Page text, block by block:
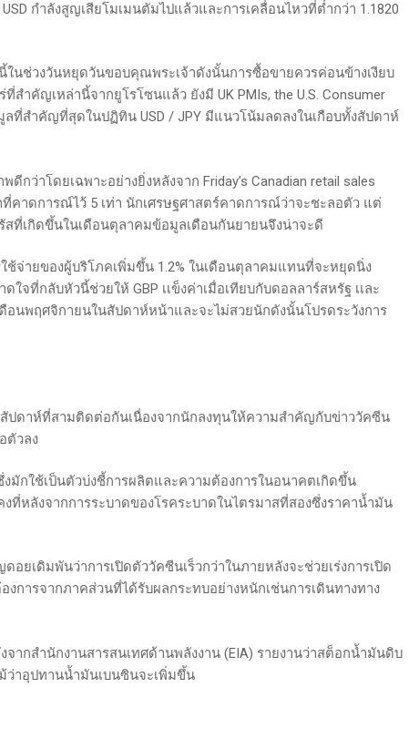
กำลังสูญเสียโมเมนตัมไปแล้วและการเคลื่อนไหวที่ต่ำกว่า 1.1820
นช่วงวันหยุดวันขอบคุณพระเจ้าดังนั้นการซื้อขายควรค่อนข้างเงียบ
ำคัญเหล่านี้จากยูโรโซนแล้ว ยังมี UK PMIs, the U.S. Consumer
ลที่สำคัญที่สุดในปฏิทิน USD / JPY มีแนวโน้มลดลงในเกือบทั้งสัปดาห์
กว่าโดยเฉพาะอย่างยิ่งหลังจาก Friday’s Canadian retail sales
คาดการณ์ไว้ 5 เท่า นักเศรษฐศาสตร์คาดการณ์ว่าจะชะลอตัว แต่
ที่เกิดขึ้นในเดือนตุลาคมข้อมูลเดือนกันยายนจึงน่าจะดี
ช้จ่ายของผู้บริโภคเพิ่มขึ้น 1.2% ในเดือนตุลาคมแทนที่จะหยุดนิ่ง
จที่กลับหัวนี้ช่วยให้ GBP เเข็งค่าเมื่อเทียบกับดอลลาร์สหรัฐ เเละ
ดือนพฤศจิกายนในสัปดาห์หน้าและจะไม่สวยนักดังนั้นโปรดระวังการ
ปดาห์ที่สามติดต่อกันเนื่องจากนักลงทุนให้ความสำคัญกับข่าววัคซีน
ตัวลง
มักใช้เป็นตัวบ่งชี้การผลิตและความต้องการในอนาคตเกิดขึ้น
หลังจากการระบาดของโรคระบาดในไตรมาสที่สองซึ่งราคาน้ำมัน
อยเดิมพันว่าการเปิดตัววัคซีนเร็วกว่าในภายหลังจะช่วยเร่งการเปิด
การจากภาคส่วนที่ได้รับผลกระทบอย่างหนักเช่นการเดินทางทาง
จากสำนักงานสารสนเทศด้านพลังงาน (EIA) รายงานว่าสต็อกน้ำมันดิบ
ว่าอุปทานน้ำมันเบนซินจะเพิ่มขึ้น